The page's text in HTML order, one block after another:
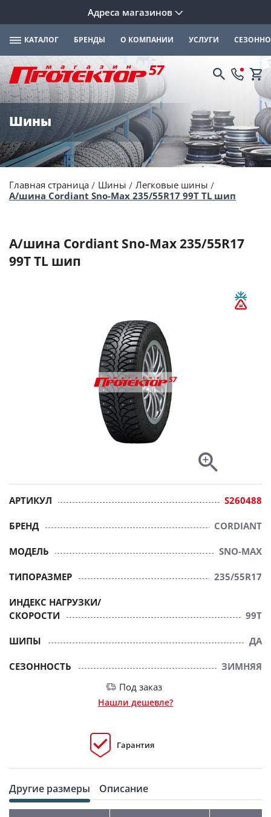
Адреса магазинов
КАТАЛОГ БРЕНДЫ О КОМПАНИИ УСЛУГИ
Шины
Главная страница Шины
Легковые шины
А/шина Cordiant Sno-Max 235/55R17 99T TL шип
А/шина Cordiant Sno-Max 235/55R17
99T TL шип
АРТИКУЛ S260488
БРЕНД CORDIANT
МОДЕЛЬ SNO-MAX
ТИПОРАЗМЕР 235/55R17
ИНДЕКС НАГРУЗКИ/
СКОРОСТИ
99T
ШИПЫ ДА
СЕЗОННОСТЬ
ЗИМНЯЯ
Под заказ
Нашли дешевле?
Гарантия
Другие размеры Описание